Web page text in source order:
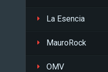
La Esencia
MauroRock
OMV